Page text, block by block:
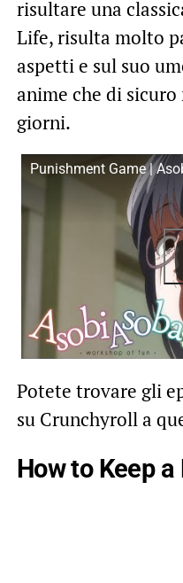
risultare una
Life, risulta molto
aspetti e sul suo
anime che di
giorni.
Punishment Game |
Potete trovare gli
su Crunchyroll a
How to Keep